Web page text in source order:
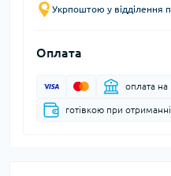
Укрпоштою у відділення
Оплата
оплата
готівкою при отриманні